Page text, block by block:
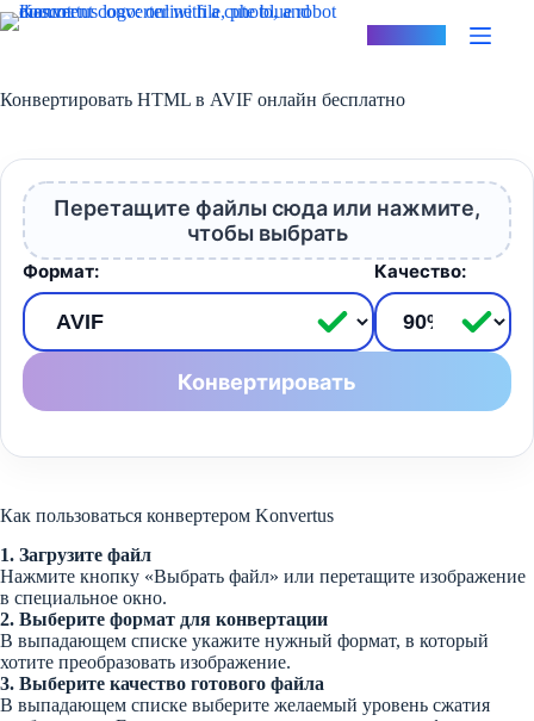
Перейти
к
Конвертировать HTML в AVIF онлайн бесплатно
Перетащите файлы сюда или нажмите,
чтобы выбрать
Формат: Качество:
Конвертировать
Как пользоваться конвертером Konvertus
1. Загрузите файл
Нажмите кнопку «Выбрать файл» или перетащите изображение
в специальное окно.
2. Выберите формат для конвертации
В выпадающем списке укажите нужный формат, в который
хотите преобразовать изображение.
3. Выберите качество готового файла
В выпадающем списке выберите желаемый уровень сжатия